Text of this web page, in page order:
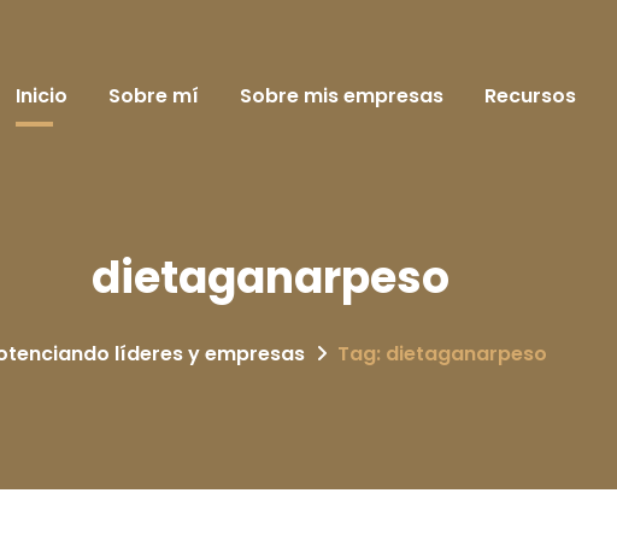
Inicio Sobre mí Sobre mis empresas Recursos
dietaganarpeso
líderes y empresas Tag: dietaganarpeso